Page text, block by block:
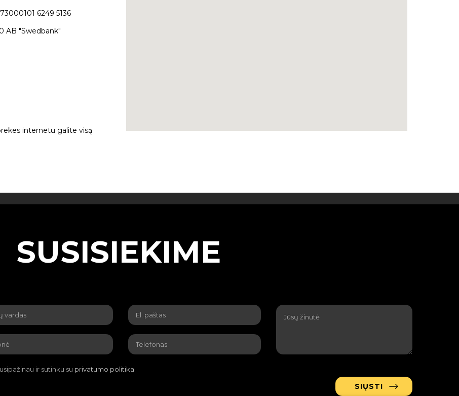
6249 5136
AB "Swedbank"
internetu galite visą
SUSISIEKIME
ir sutinku su privatumo politika